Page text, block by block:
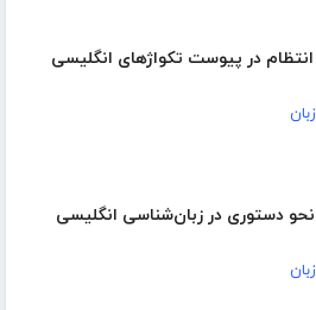
در پیوست تکواژهای انگلیسی
نحو دستوری در زبان‌شناسی انگلیسی